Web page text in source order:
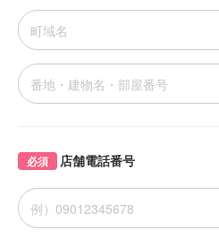
店舗電話番号
必須